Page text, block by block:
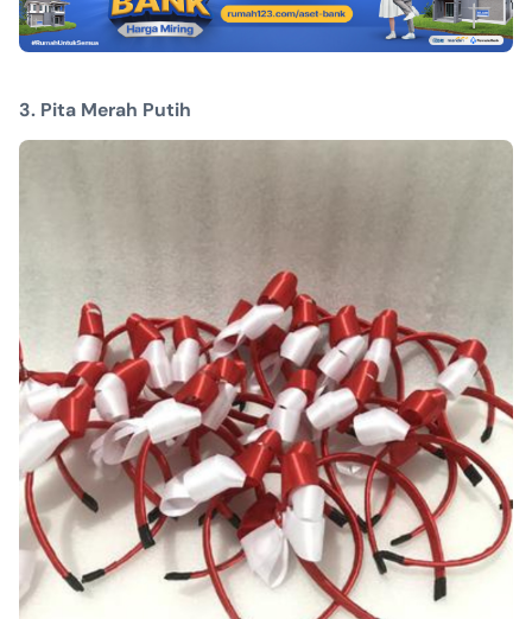
3. Pita Merah Putih